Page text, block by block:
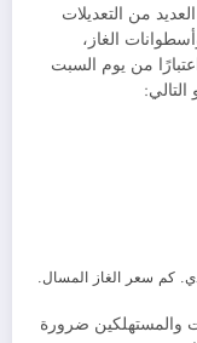
من التعديلات
الغاز،
من يوم السبت
والمستهلكين ضرورة